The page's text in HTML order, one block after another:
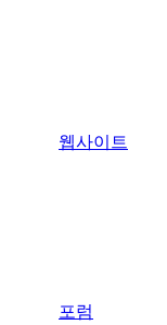
웹사이트
포럼